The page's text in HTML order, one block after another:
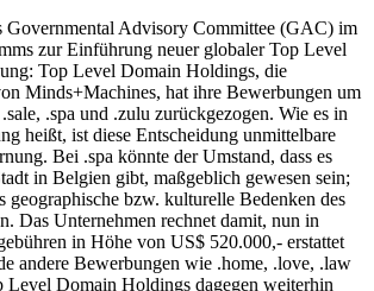
Governmental Advisory Committee (GAC) im
zur Einführung neuer globaler Top Level
Top Level Domain Holdings, die
Minds+Machines, hat ihre Bewerbungen um
.spa und .zulu zurückgezogen. Wie es in
heißt, ist diese Entscheidung unmittelbare
Bei .spa könnte der Umstand, dass es
in Belgien gibt, maßgeblich gewesen sein;
geographische bzw. kulturelle Bedenken des
Das Unternehmen rechnet damit, nun in
in Höhe von US$ 520.000,- erstattet
andere Bewerbungen wie .home, .love, .law
Level Domain Holdings dagegen weiterhin